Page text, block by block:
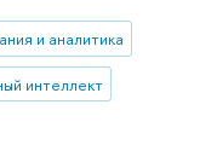
и аналитика
интеллект